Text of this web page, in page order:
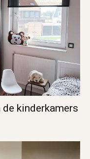
kinderkamers